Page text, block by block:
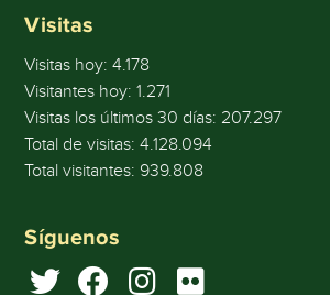
Visitas
Visitas hoy:4.178
Visitantes hoy:1.271
Visitas los últimos 30 días: 207.297
Total de visitas:4.128.094
Total visitantes: 939.808
Síguenos